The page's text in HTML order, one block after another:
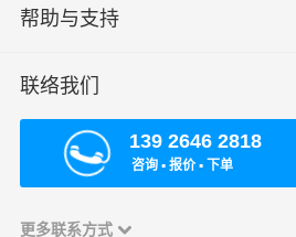
帮助与支持
联络我们
139 2646 2818
咨询 ▪ 报价 ▪ 下单
更多联系方式